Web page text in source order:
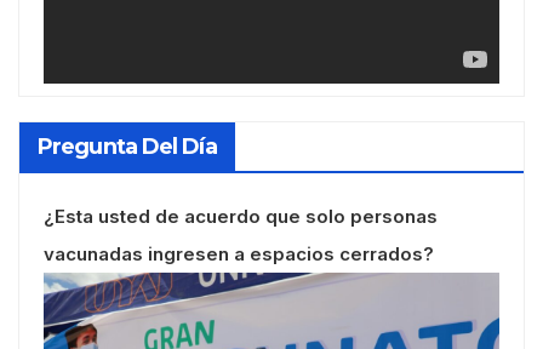
Pregunta Del Día
¿Esta usted de acuerdo que solo personas
vacunadas ingresen a espacios cerrados?